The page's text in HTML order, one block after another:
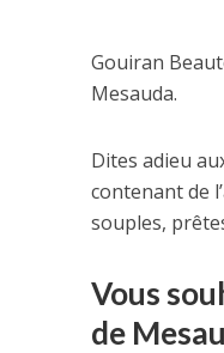
Gouiran
Mesauda.
Dites adieu
contenant de
souples,
Vous
de